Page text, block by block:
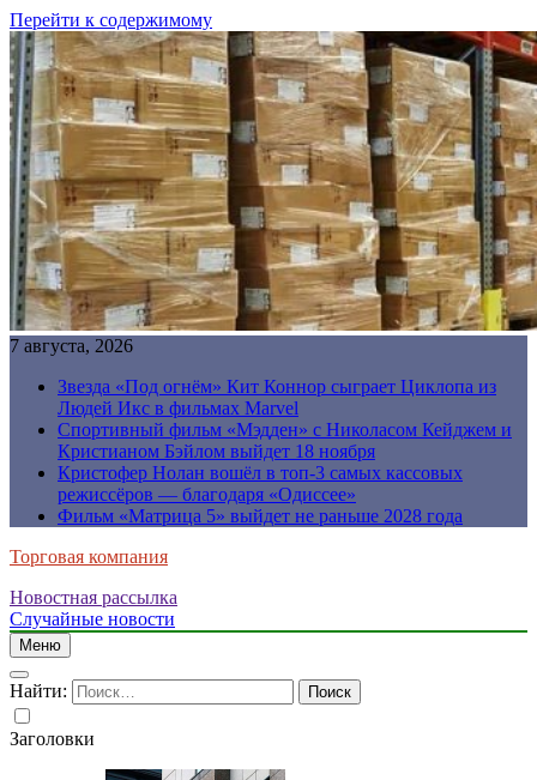
Перейти к содержимому
7 августа, 2026
Звезда «Под огнём» Кит Коннор сыграет Циклопа из
Людей Икс в фильмах Marvel
Спортивный фильм «Мэдден» с Николасом Кейджем и
Кристианом Бэйлом выйдет 18 ноября
Кристофер Нолан вошёл в топ-3 самых кассовых
режиссёров — благодаря «Одиссее»
Фильм «Матрица 5» выйдет не раньше 2028 года
Торговая компания
Новостная рассылка
Случайные новости
Меню
Найти:
Заголовки